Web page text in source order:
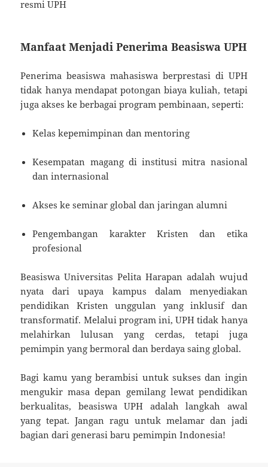
resmi UPH
Manfaat Menjadi Penerima Beasiswa UPH
Penerima beasiswa mahasiswa berprestasi di UPH
tidak hanya mendapat potongan biaya kuliah, tetapi
juga akses ke berbagai program pembinaan, seperti:
Kelas kepemimpinan dan mentoring
Kesempatan magang di institusi mitra nasional
dan internasional
Akses ke seminar global dan jaringan alumni
Pengembangan karakter Kristen dan etika
profesional
Beasiswa Universitas Pelita Harapan adalah wujud
nyata dari upaya kampus dalam menyediakan
pendidikan Kristen unggulan yang inklusif dan
transformatif. Melalui program ini, UPH tidak hanya
melahirkan lulusan yang cerdas, tetapi juga
pemimpin yang bermoral dan berdaya saing global.
Bagi kamu yang berambisi untuk sukses dan ingin
mengukir masa depan gemilang lewat pendidikan
berkualitas, beasiswa UPH adalah langkah awal
yang tepat. Jangan ragu untuk melamar dan jadi
bagian dari generasi baru pemimpin Indonesia!